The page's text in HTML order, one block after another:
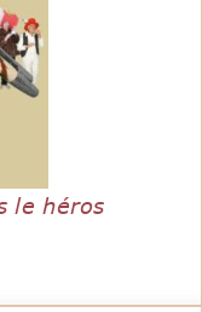
le héros